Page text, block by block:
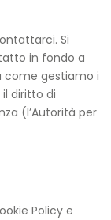
Si
in fondo a
come gestiamo i
diritto di
(l’Autorità per
Policy e